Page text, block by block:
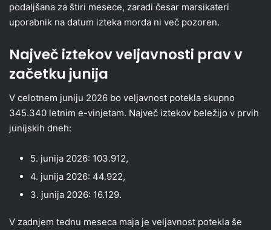
podaljšana za štiri mesece, zaradi česar marsikateri
uporabnik na datum izteka morda ni več pozoren.
Največ iztekov veljavnosti prav v
začetku junija
V celotnem juniju 2026 bo veljavnost potekla skupno
345.340 letnim e-vinjetam. Največ iztekov beležijo v prvih
junijskih dneh:
5. junija 2026: 103.912,
4. junija 2026: 44.922,
3. junija 2026: 16.129.
V zadnjem tednu meseca maja je veljavnost potekla še